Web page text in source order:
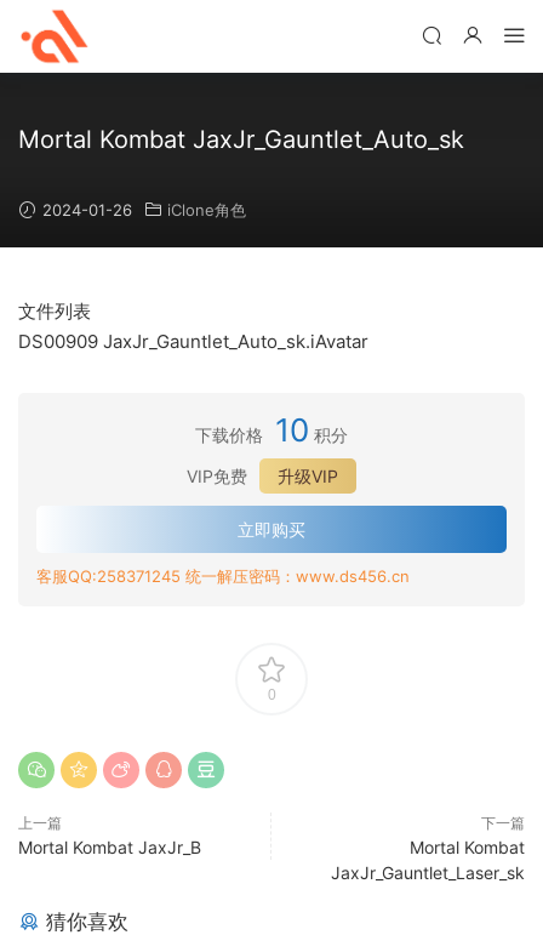
Mortal Kombat JaxJr_Gauntlet_Auto_sk
2024-01-26 iClone角色
文件列表
DS00909 JaxJr_Gauntlet_Auto_sk.iAvatar
下载价格 10 积分
VIP免费
升级VIP
立即购买
客服QQ:258371245 统一解压密码：www.ds456.cn
0
上一篇
Mortal Kombat JaxJr_B
下一篇
Mortal Kombat
JaxJr_Gauntlet_Laser_sk
猜你喜欢